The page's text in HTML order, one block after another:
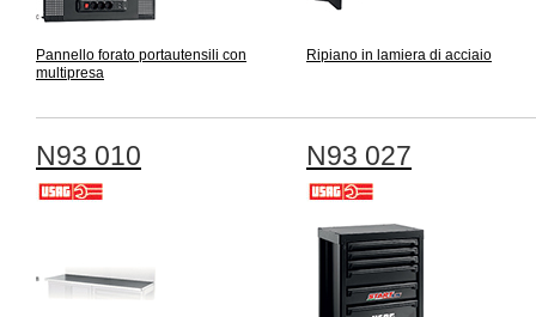
Pannello forato portautensili con
multipresa
Ripiano in lamiera di acciaio
N93 010 N93 027